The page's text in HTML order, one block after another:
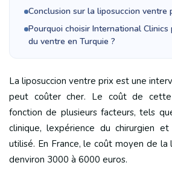
Conclusion sur la liposuccion ventre
Pourquoi choisir International
du ventre en Turquie ?
La liposuccion ventre prix est une
peut coûter cher. Le coût de
fonction de plusieurs facteurs, tels
clinique, lexpérience du chirurgien
utilisé. En France, le coût moyen de
denviron 3000 à 6000 euros.